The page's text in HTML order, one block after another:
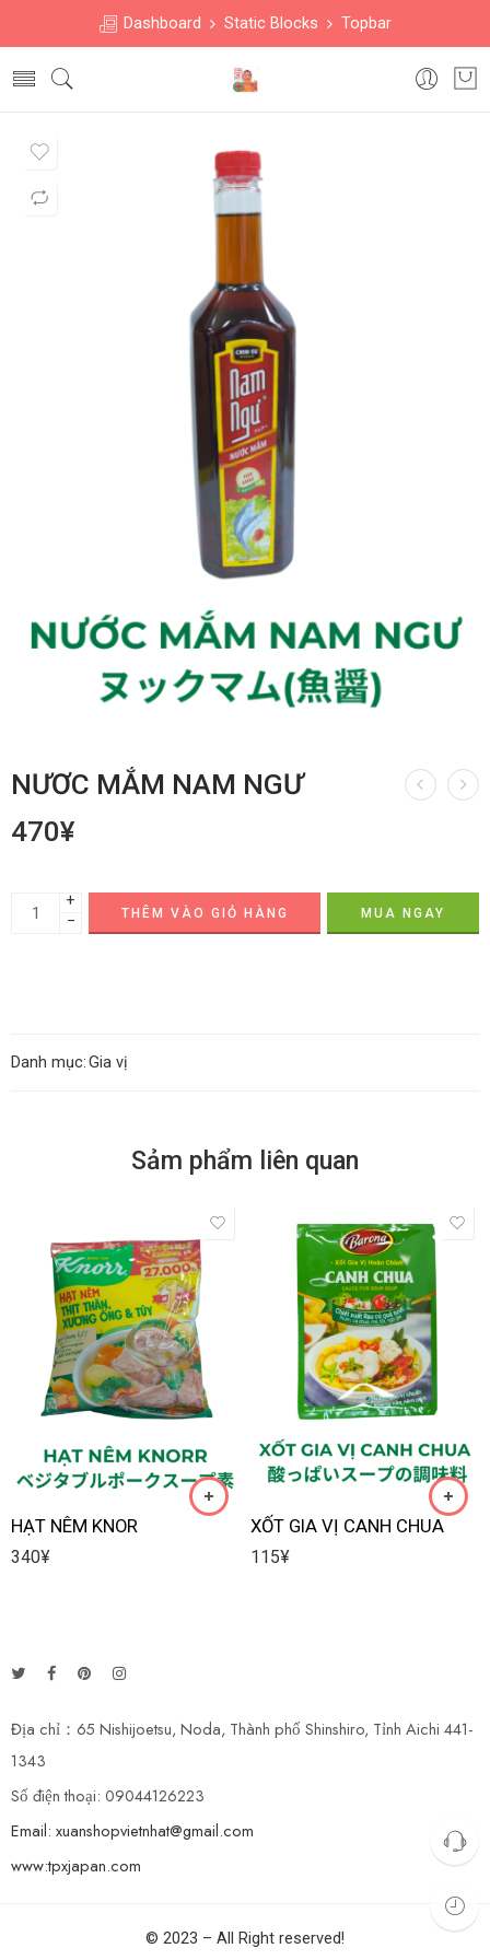
Dashboard Static Blocks Topbar
NƯƠC MẮM NAM NGƯ
470¥
+
−
THÊM VÀO GIỎ HÀNG MUA NGAY
Danh mục:Gia vị
Sảm phẩm liên quan
HẠT NÊM KNOR
340¥
XỐT GIA VỊ CANH CHUA
115¥
Địa chỉ：65 Nishijoetsu, Noda, Thành phố Shinshiro, Tỉnh Aichi 441-
1343
Số điện thoại: 09044126223
Email: xuanshopvietnhat@gmail.com
www:tpxjapan.com
© 2023 – All Right reserved!